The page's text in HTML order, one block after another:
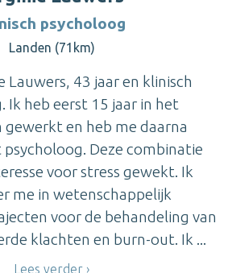
psycholoog
Landen (71km)
Lauwers, 43 jaar en klinisch
Ik heb eerst 15 jaar in het
gewerkt en heb me daarna
Deze combinatie
voor stress gewekt. Ik
me in wetenschappelijk
voor de behandeling van
klachten en burn-out. Ik ...
Lees verder